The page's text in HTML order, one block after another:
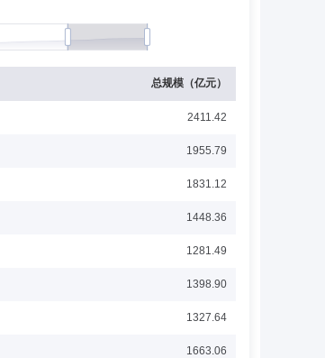
金管理（中国）有限公司副总经理。
总规模（亿元）
2411.42
1955.79
1831.12
1448.36
1281.49
1398.90
1327.64
1663.06